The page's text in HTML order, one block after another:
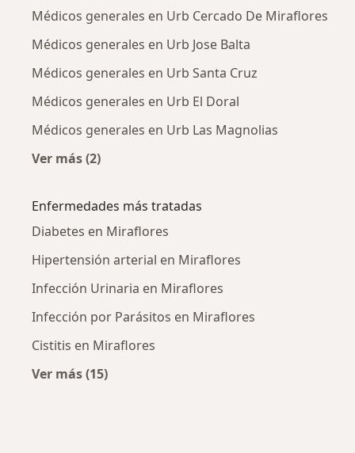
Médicos generales en Urb Cercado De Miraflores
Médicos generales en Urb Jose Balta
Médicos generales en Urb Santa Cruz
Médicos generales en Urb El Doral
Médicos generales en Urb Las Magnolias
Ver más (2)
Enfermedades más tratadas
Diabetes en Miraflores
Hipertensión arterial en Miraflores
Infección Urinaria en Miraflores
Infección por Parásitos en Miraflores
Cistitis en Miraflores
Ver más (15)